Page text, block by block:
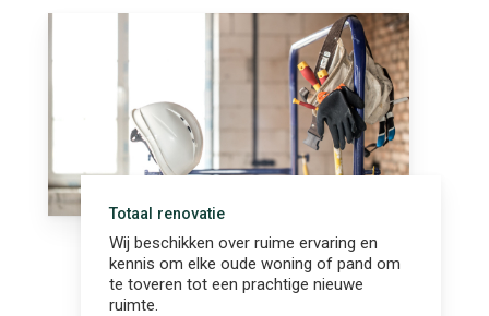
Totaal renovatie
Wij beschikken over ruime ervaring en
kennis om elke oude woning of pand om
te toveren tot een prachtige nieuwe
ruimte.